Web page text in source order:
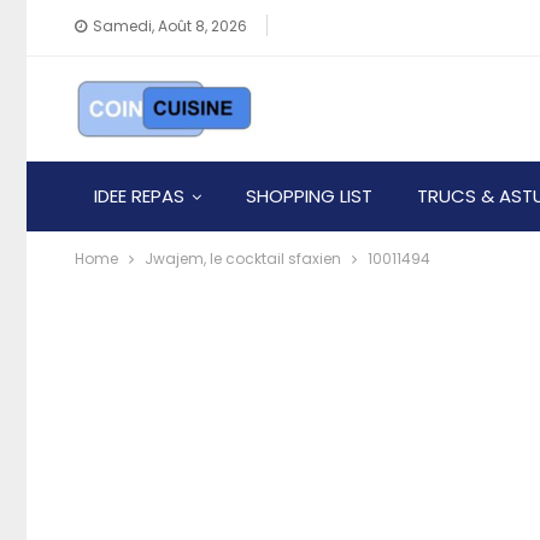
Samedi, Août 8, 2026
IDEE REPAS SHOPPING LIST TRUCS &
Home Jwajem, le cocktail sfaxien 10011494